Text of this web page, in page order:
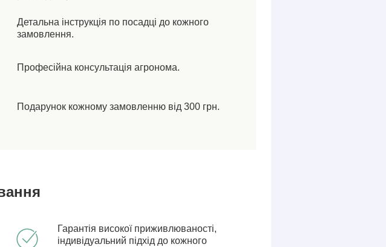
Детальна інструкція по посадці до кожного
замовлення.
Професійна консультація агронома.
Подарунок кожному замовленню від 300 грн.
Гарантія високої приживлюваності,
індивідуальний підхід до кожного